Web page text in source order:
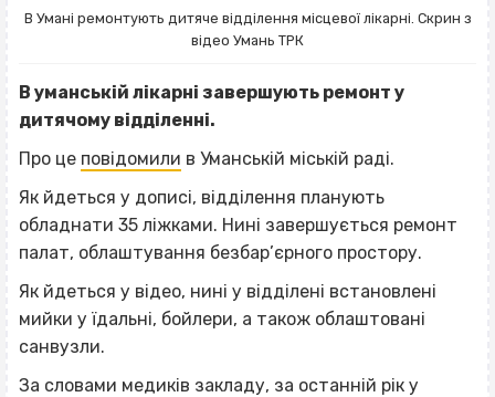
В Умані ремонтують дитяче відділення місцевої лікарні. Скрин з
відео Умань ТРК
В уманській лікарні завершують ремонт у
дитячому відділенні.
Про це повідомили в Уманській міській раді.
Як йдеться у дописі, відділення планують
обладнати 35 ліжками. Нині завершується ремонт
палат, облаштування безбар’єрного простору.
Як йдеться у відео, нині у відділені встановлені
мийки у їдальні, бойлери, а також облаштовані
санвузли.
За словами медиків закладу, за останній рік у